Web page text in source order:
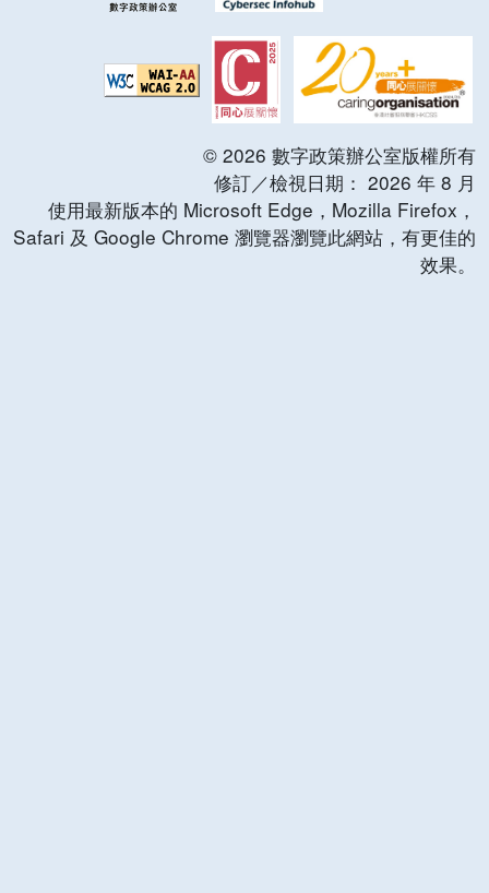
© 2026 數字政策辦公室版權所有
修訂／檢視日期： 2026 年 8 月
使用最新版本的 Microsoft Edge，Mozilla Firefox，
Safari 及 Google Chrome 瀏覽器瀏覽此網站，有更佳的
效果。